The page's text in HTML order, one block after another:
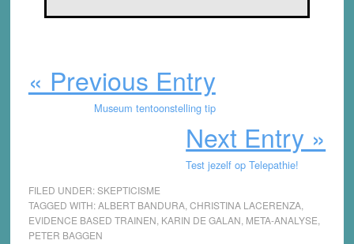
« Previous Entry
Museum tentoonstelling tip
Next Entry »
Test jezelf op Telepathie!
FILED UNDER:SKEPTICISME
TAGGED WITH:ALBERT BANDURA,CHRISTINA LACERENZA,
EVIDENCE BASED TRAINEN, KARIN DE GALAN, META-ANALYSE,
PETER BAGGEN